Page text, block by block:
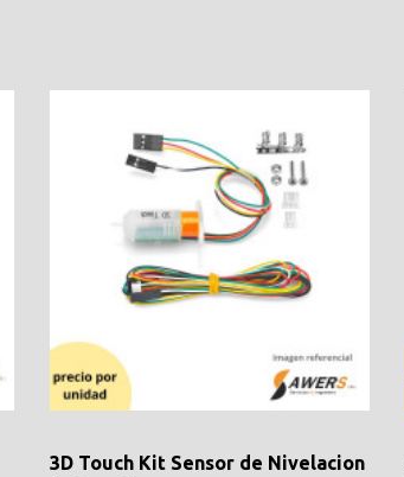
3D Touch Kit Sensor de Nivelacion